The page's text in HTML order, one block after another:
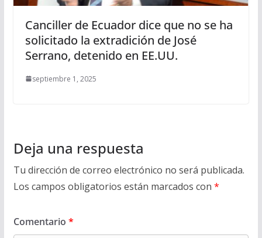
Canciller de Ecuador dice que no se ha
solicitado la extradición de José
Serrano, detenido en EE.UU.
septiembre 1, 2025
Deja una respuesta
Tu dirección de correo electrónico no será publicada.
Los campos obligatorios están marcados con *
Comentario *